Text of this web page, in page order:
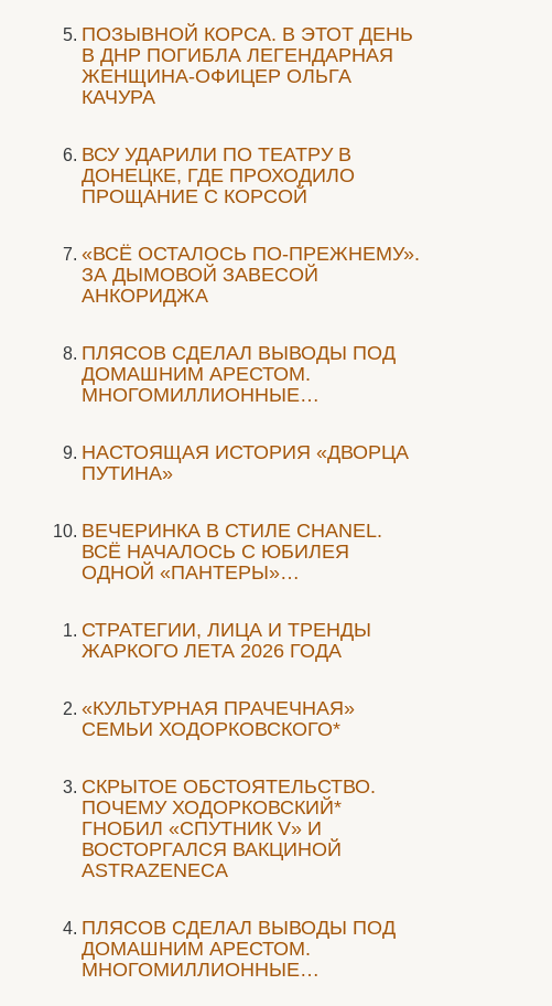
ПОЗЫВНОЙ КОРСА. В ЭТОТ ДЕНЬ
В ДНР ПОГИБЛА ЛЕГЕНДАРНАЯ
ЖЕНЩИНА-ОФИЦЕР ОЛЬГА
КАЧУРА
ВСУ УДАРИЛИ ПО ТЕАТРУ В
ДОНЕЦКЕ, ГДЕ ПРОХОДИЛО
ПРОЩАНИЕ С КОРСОЙ
«ВСЁ ОСТАЛОСЬ ПО-ПРЕЖНЕМУ».
ЗА ДЫМОВОЙ ЗАВЕСОЙ
АНКОРИДЖА
ПЛЯСОВ СДЕЛАЛ ВЫВОДЫ ПОД
ДОМАШНИМ АРЕСТОМ.
МНОГОМИЛЛИОННЫЕ…
НАСТОЯЩАЯ ИСТОРИЯ «ДВОРЦА
ПУТИНА»
ВЕЧЕРИНКА В СТИЛЕ СHANEL.
ВСЁ НАЧАЛОСЬ С ЮБИЛЕЯ
ОДНОЙ «ПАНТЕРЫ»…
СТРАТЕГИИ, ЛИЦА И ТРЕНДЫ
ЖАРКОГО ЛЕТА 2026 ГОДА
«КУЛЬТУРНАЯ ПРАЧЕЧНАЯ»
СЕМЬИ ХОДОРКОВСКОГО*
СКРЫТОЕ ОБСТОЯТЕЛЬСТВО.
ПОЧЕМУ ХОДОРКОВСКИЙ*
ГНОБИЛ «СПУТНИК V» И
ВОСТОРГАЛСЯ ВАКЦИНОЙ
ASTRAZENECA
ПЛЯСОВ СДЕЛАЛ ВЫВОДЫ ПОД
ДОМАШНИМ АРЕСТОМ.
МНОГОМИЛЛИОННЫЕ…